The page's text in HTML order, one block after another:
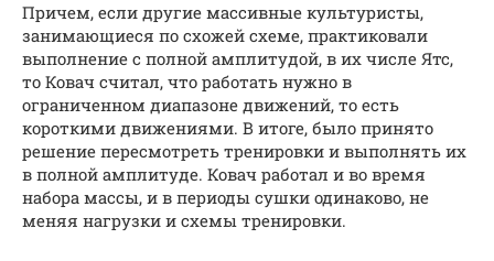
Причем, если другие массивные культуристы,
занимающиеся по схожей схеме, практиковали
выполнение с полной амплитудой, в их числе Ятс,
то Ковач считал, что работать нужно в
ограниченном диапазоне движений, то есть
короткими движениями. В итоге, было принято
решение пересмотреть тренировки и выполнять их
в полной амплитуде. Ковач работал и во время
набора массы, и в периоды сушки одинаково, не
меняя нагрузки и схемы тренировки.